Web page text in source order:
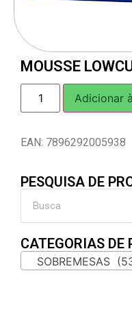
MOUSSE
Adicionar
EAN: 7896292005938
PESQUISA DE
CATEGORIAS DE
SOBREMESAS